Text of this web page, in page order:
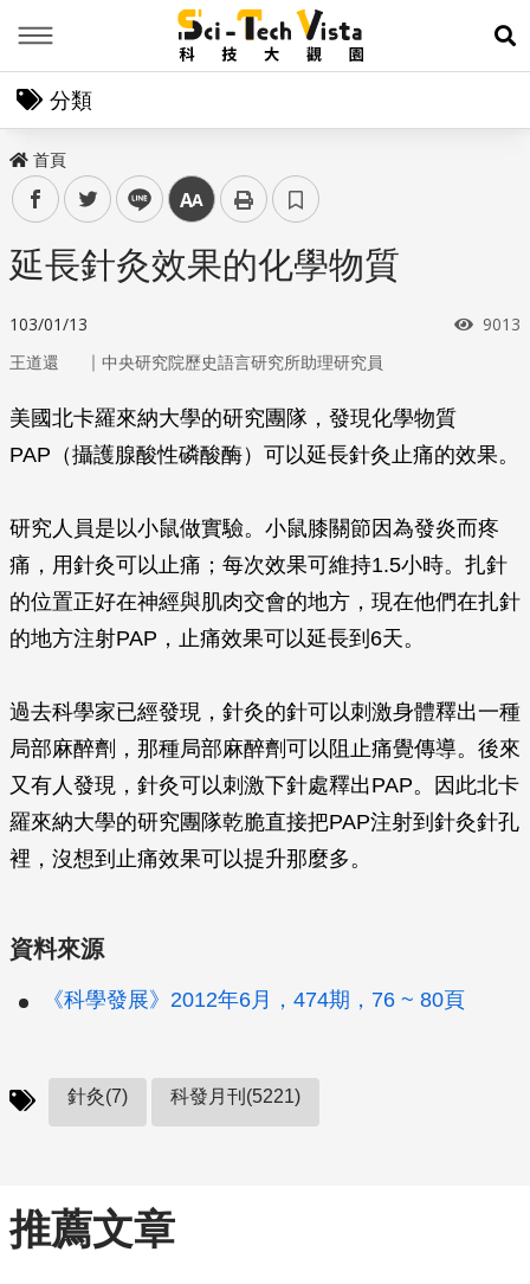
展
分類
首頁
facebooktwitter line 中
延長針灸效果的化學物質
103/01/13 瀏覽
9013
王道還 ｜ 中央研究院歷史語言研究所助理研究員
美國北卡羅來納大學的研究團隊，發現化學物質
PAP（攝護腺酸性磷酸酶）可以延長針灸止痛的效果。
研究人員是以小鼠做實驗。小鼠膝關節因為發炎而疼
痛，用針灸可以止痛；每次效果可維持1.5小時。扎針
的位置正好在神經與肌肉交會的地方，現在他們在扎針
的地方注射PAP，止痛效果可以延長到6天。
過去科學家已經發現，針灸的針可以刺激身體釋出一種
局部麻醉劑，那種局部麻醉劑可以阻止痛覺傳導。後來
又有人發現，針灸可以刺激下針處釋出PAP。因此北卡
羅來納大學的研究團隊乾脆直接把PAP注射到針灸針孔
裡，沒想到止痛效果可以提升那麼多。
資料來源
《科學發展》2012年6月，474期，76 ~ 80頁
針灸(7) 科發月刊(5221)
推薦文章